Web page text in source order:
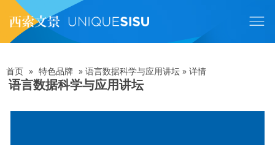
主
内
面
包
首页 » 特色品牌 » 语言数据科学与应用讲坛 » 详情
语言数据科学与应用讲坛